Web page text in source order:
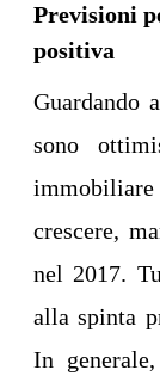
Previsioni
positiva
Guardando
sono
crescere,
nel 2017.
alla spinta
In